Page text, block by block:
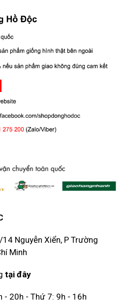
Nguyễn Xiển, P Trường
Minh​​
tại đây
- 20h - Thứ 7: 9h - 16h